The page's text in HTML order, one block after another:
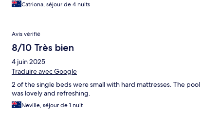
Catriona, séjour de 4 nuits
Avis vérifié
8/10 Très bien
4 juin 2025
Traduire avec Google
2 of the single beds were small with hard mattresses. The pool
was lovely and refreshing.
Neville, séjour de 1 nuit